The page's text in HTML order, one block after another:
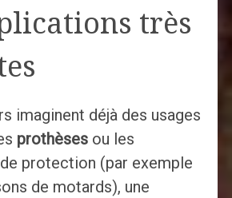
très
imaginent déjà des usages
prothèsesou les
protection (par exemple
de motards), une